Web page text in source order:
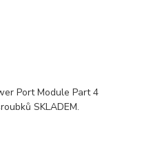
Port Module Part 4
SKLADEM.